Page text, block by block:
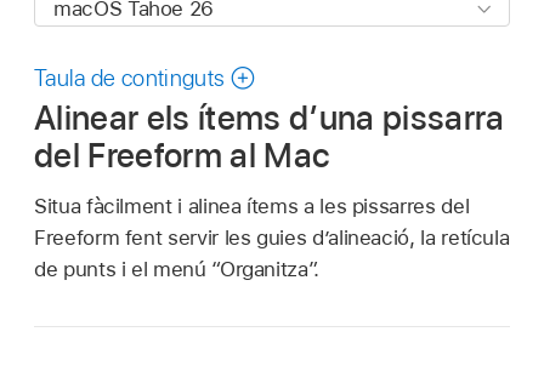
Taula de continguts
Alinear els ítems d’una pissarra
del Freeform al Mac
Situa fàcilment i alinea ítems a les pissarres del
Freeform fent servir les guies d’alineació, la retícula
de punts i el menú “Organitza”.